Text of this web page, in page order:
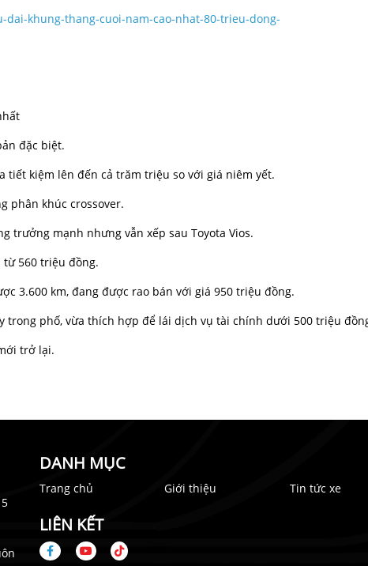
khung-thang-cuoi-nam-cao-nhat-80-trieu-dong-
đặc biệt.
tiết kiệm lên đến cả trăm triệu so với giá niêm yết.
phân khúc crossover.
trưởng mạnh nhưng vẫn xếp sau Toyota Vios.
từ 560 triệu đồng.
3.600 km, đang được rao bán với giá 950 triệu đồng.
trong phố, vừa thích hợp để lái dịch vụ tài chính dưới 500 triệu
trở lại.
DANH MỤC
Trang chủ Giới thiệu Tin tức xe
LIÊN KẾT